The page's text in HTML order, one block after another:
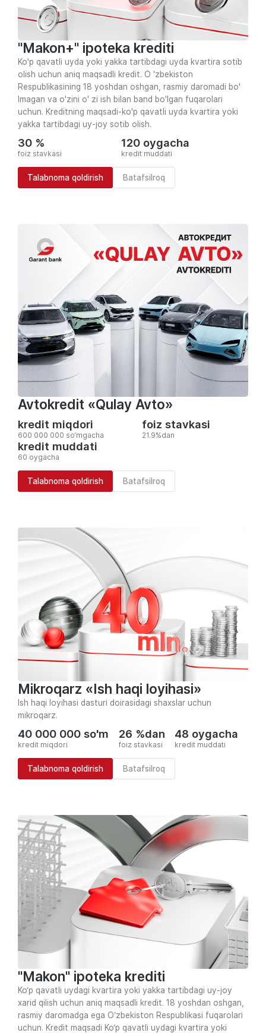
"Makon+" ipоtеkа krеditi
Ko'p qavatli uyda yoki yakka tartibdagi uyda kvartira sotib
olish uchun aniq maqsadli kredit. O 'zbekiston
Respublikasining 18 yoshdan oshgan, rasmiy daromadi bo'
lmagan va o'zini o' zi ish bilan band bo'lgan fuqarolari
uchun. Kreditning maqsadi-ko'p qavatli uyda kvartira yoki
yakka tartibdagi uy-joy sotib olish.
30 %
foiz stavkasi
120 oygacha
kredit muddati
Talabnoma qoldirish Batafsilroq
Avtokredit «Qulay Avto»
kredit miqdori
600 000 000 so‘mgacha
foiz stavkasi
21.9%dan
kredit muddati
60 oygacha
Talabnoma qoldirish Batafsilroq
Mikroqarz «Ish haqi loyihasi»
Ish haqi loyihasi dasturi doirasidagi shaxslar uchun
mikroqarz.
40 000 000 so'm
kredit miqdori
26 %dan
foiz stavkasi
48 oygacha
kredit muddati
Talabnoma qoldirish Batafsilroq
"Makon" ipоtеkа krеditi
Ko‘p qavatli uydagi kvartira yoki yakka tartibdagi uy-joy
xarid qilish uchun аniq maqsadli kredit. 18 yoshdan oshgan,
rasmiy daromadga ega O‘zbekiston Respublikasi fuqarolari
uchun. Kredit maqsadi Ko‘p qavatli uydagi kvartira yoki